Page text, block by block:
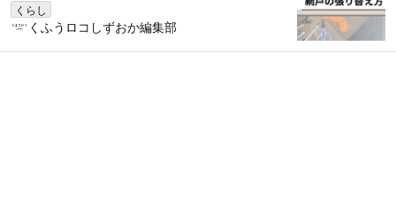
くらし
くふうロコしずおか編集部